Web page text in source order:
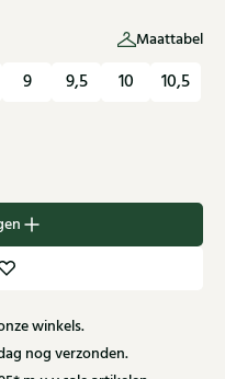
Maattabel
9 9,5 10
10,5
winkels.
nog verzonden.